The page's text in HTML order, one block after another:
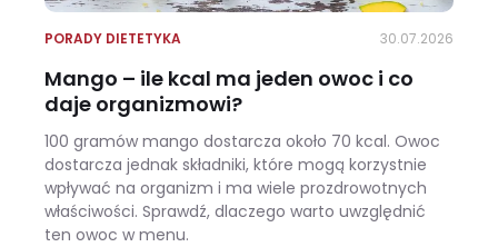
PORADY DIETETYKA 30.07.2026
Mango – ile kcal ma jeden owoc i co
daje organizmowi?
100 gramów mango dostarcza około 70 kcal. Owoc
dostarcza jednak składniki, które mogą korzystnie
wpływać na organizm i ma wiele prozdrowotnych
właściwości. Sprawdź, dlaczego warto uwzględnić
ten owoc w menu.